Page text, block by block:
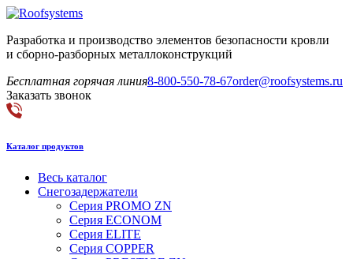
Разработка и производство элементов безопасности кровли
и сборно-разборных металлоконструкций
Бесплатная горячая линия8-800-550-78-67order@roofsystems.ru
Заказать звонок
Каталог продуктов
Весь каталог
Снегозадержатели
Серия PROMO ZN
Серия ECONOM
Серия ELITE
Серия COPPER